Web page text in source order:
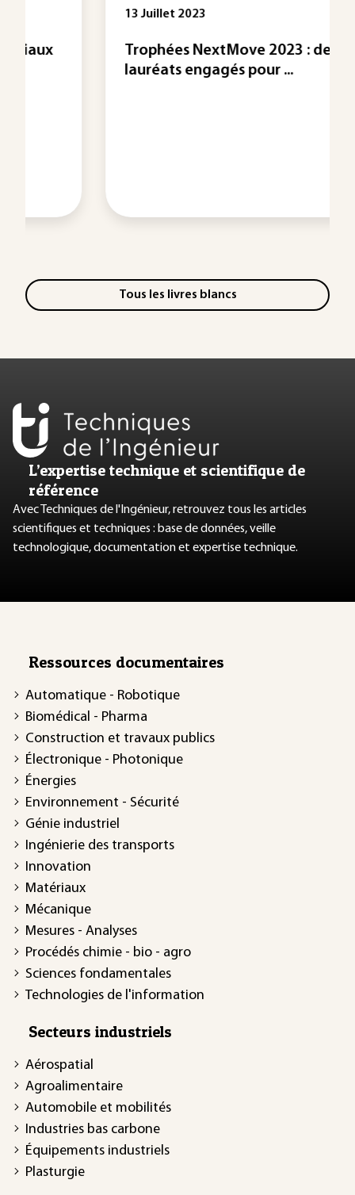
13 Juillet 2023
Trophées NextMove 2023 : des
lauréats engagés pour ...
Tous les livres blancs
L’expertise technique et scientifique de
référence
Avec Techniques de l'Ingénieur, retrouvez tous les articles
scientifiques et techniques : base de données, veille
technologique, documentation et expertise technique.
Ressources documentaires
Automatique - Robotique
Biomédical - Pharma
Construction et travaux publics
Électronique - Photonique
Énergies
Environnement - Sécurité
Génie industriel
Ingénierie des transports
Innovation
Matériaux
Mécanique
Mesures - Analyses
Procédés chimie - bio - agro
Sciences fondamentales
Technologies de l'information
Secteurs industriels
Aérospatial
Agroalimentaire
Automobile et mobilités
Industries bas carbone
Équipements industriels
Plasturgie